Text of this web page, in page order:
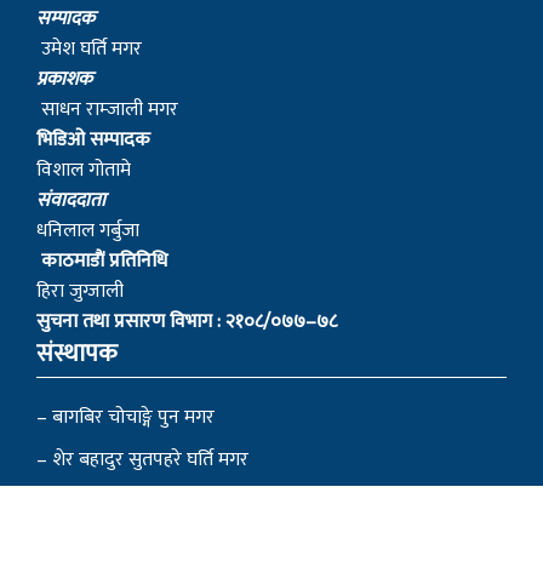
सम्पादक
उमेश घर्ति मगर
प्रकाशक
साधन राम्जाली मगर
भिडिओ सम्पादक
विशाल गोतामे
स‌ंवाददाता
धनिलाल गर्बुजा
काठमाडाैं प्रतिनिधि
हिरा जुग्जाली
सुचना तथा प्रसारण विभाग : २१०८/०७७–७८
संस्थापक
– बागबिर चोचाङ्गे पुन मगर
– शेर बहादुर सुतपहरे घर्ति मगर